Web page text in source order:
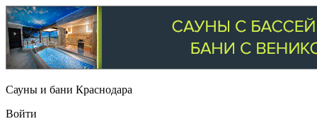
Сауны и бани Краснодара
Войти